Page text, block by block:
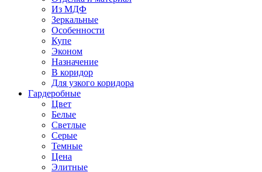
Из МДФ
Зеркальные
Особенности
Купе
Эконом
Назначение
В коридор
Для узкого коридора
Гардеробные
Цвет
Белые
Светлые
Серые
Темные
Цена
Элитные